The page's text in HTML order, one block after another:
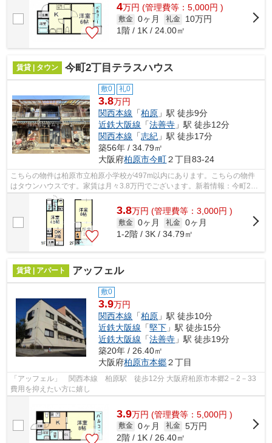
4万円 (管理費等：5,000円 )
敷金 0ヶ月 礼金
10万円
1階 / 1K / 24.00㎡
賃貸 | タウン 今町2丁目テラスハウス
敷0 礼0
3.8万円
関西本線 「柏原 」駅 徒歩9分
近鉄大阪線 「法善寺 」駅 徒歩12分
関西本線 「志紀 」駅 徒歩17分
築56年 / 34.79㎡
大阪府柏原市今町２丁目83-24
こちらの物件は柏原市立柏原小学校が497m以内にあります。こちらの物件
はタウンハウスです。家賃は月々3.8万円でございます。新着情報：今町2丁
目テラスハウスの空室情報ならコチラ。...
3.8万円 (管理費等：3,000円 )
敷金 0ヶ月 礼金 0ヶ月
1-2階 / 3K / 34.79㎡
賃貸 | アパート アッフェル
敷0
3.9万円
関西本線 「柏原 」駅 徒歩10分
近鉄大阪線 「堅下 」駅 徒歩15分
近鉄大阪線 「法善寺 」駅 徒歩19分
築20年 / 26.40㎡
大阪府柏原市本郷２丁目
「アッフェル」 関西本線 柏原駅 徒歩12分 大阪府柏原市本郷2－2－33
費用を抑えたい方に嬉し
3.9万円 (管理費等：5,000円 )
敷金 0ヶ月 礼金 5万円
2階 / 1K / 26.40㎡